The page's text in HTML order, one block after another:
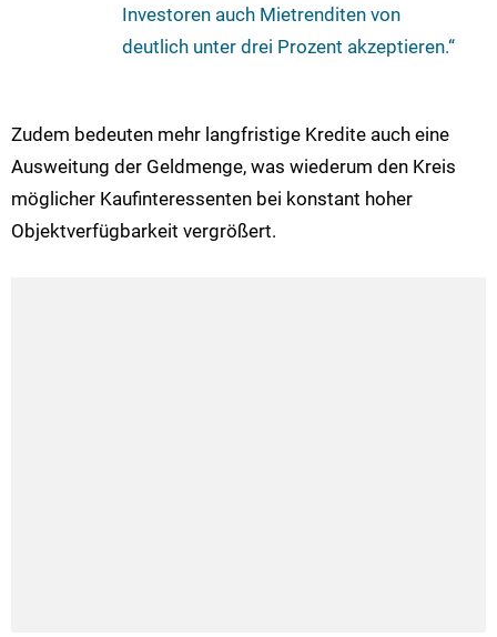
Investoren auch Mietrenditen von
deutlich unter drei Prozent akzeptieren.“
Zudem bedeuten mehr langfristige Kredite auch eine
Ausweitung der Geldmenge, was wiederum den Kreis
möglicher Kaufinteressenten bei konstant hoher
Objektverfügbarkeit vergrößert.